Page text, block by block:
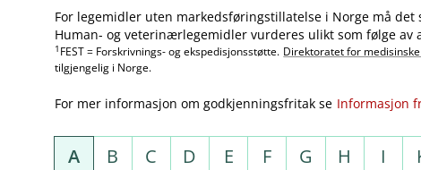
For legemidler uten markedsføringstillatelse i Norge må det
Human- og veterinærlegemidler vurderes ulikt som følge av
1 FEST = Forskrivnings- og ekspedisjonsstøtte. Direktoratet for
tilgjengelig i Norge.
For mer informasjon om godkjenningsfritak se Informasjon
A B C D E F G H I